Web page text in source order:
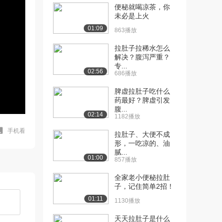
手机看
01:09
便秘就喝凉茶，你
未必是上火
863播放
02:56
拉肚子拉稀水怎么
解决？腹泻严重？
专...
686播放
02:14
脾虚拉肚子吃什么
药最好？脾虚引发
腹...
1182播放
01:00
拉肚子、大便不成
形，一吃凉的、油
腻...
857播放
01:11
全家老小便秘拉肚
子，记住简单2招！
1130播放
天天拉肚子是什么